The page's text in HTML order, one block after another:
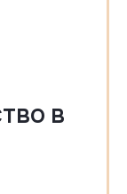
в